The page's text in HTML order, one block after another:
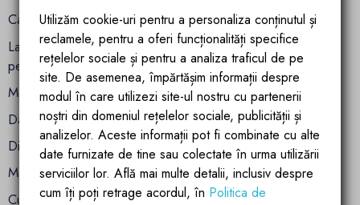
Capac duroplast inclus
Lavoar fara gaura de baterie, ideal pentru amenajari
personalizate
Montaj practic si design modern
Date tehnice vas WC
Dimensiuni: 49 x 36.5 x 37 cm
Material: ceramica sanitara
Culoare: Alb Lucios
Utilizăm cookie-uri pentru a personaliza conținutul și
reclamele, pentru a oferi funcționalități specifice
rețelelor sociale și pentru a analiza traficul de pe
site. De asemenea, împărtășim informații despre
modul în care utilizezi site-ul nostru cu partenerii
noștri din domeniul rețelelor sociale, publicității și
analizelor. Aceste informații pot fi combinate cu alte
date furnizate de tine sau colectate în urma utilizării
serviciilor lor. Află mai multe detalii, inclusiv despre
cum îți poți retrage acordul, în Politica de